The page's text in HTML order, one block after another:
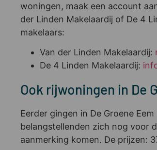
woningen, maak een account
der Linden Makelaardij of De 4
makelaars:
Van der Linden Makelaardij:
De 4 Linden Makelaardij:
Ook rijwoningen in De
Eerder gingen in De Groene
belangstellenden zich nog voor
aanmerking komen. De prijzen: